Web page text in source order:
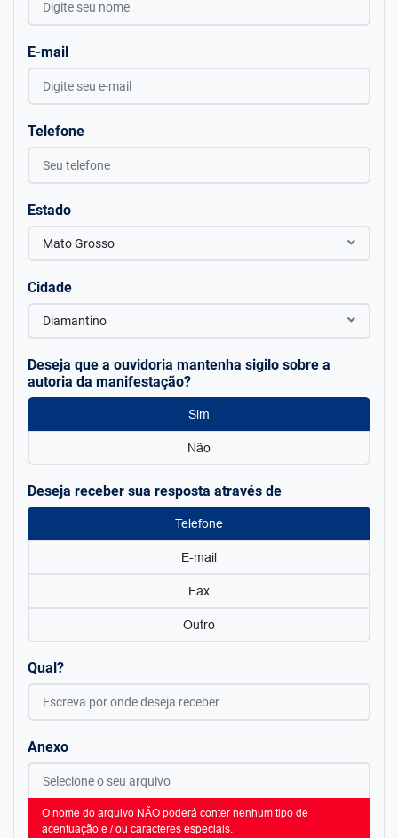
E-mail
Telefone
Estado
Mato Grosso
Cidade
Diamantino
Deseja que a ouvidoria mantenha sigilo sobre a
autoria da manifestação?
Sim
Não
Deseja receber sua resposta através de
Telefone
E-mail
Fax
Outro
Qual?
Anexo
O nome do arquivo NÃO poderá conter nenhum tipo de
acentuação e / ou caracteres especiais.